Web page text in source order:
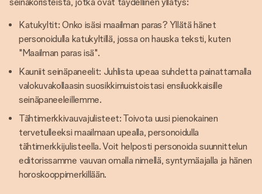
Katukyltit: Onko isäsi maailman paras? Yllätä hänet
personoidulla katukyltillä, jossa on hauska teksti, kuten
"Maailman paras isä".
Kauniit seinäpaneelit: Juhlista upeaa suhdetta painattamalla
valokuvakollaasin suosikkimuistoistasi ensiluokkaisille
seinäpaneeleillemme.
Tähtimerkkivauvajulisteet: Toivota uusi pienokainen
tervetulleeksi maailmaan upealla, personoidulla
tähtimerkkijulisteella. Voit helposti personoida suunnittelun
editorissamme vauvan omalla nimellä, syntymäajalla ja hänen
horoskooppimerkillään.